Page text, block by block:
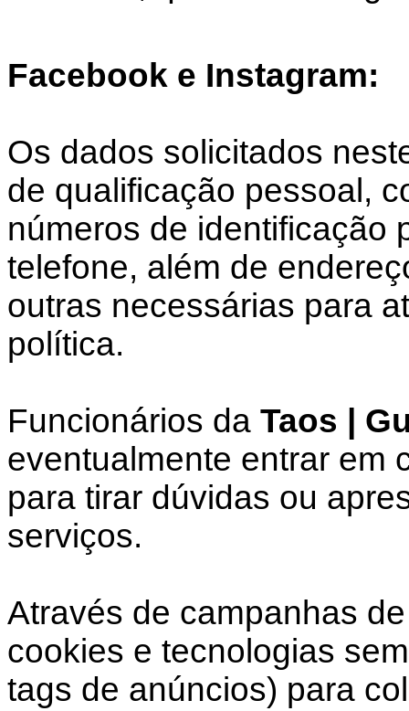
Facebook e Instagram:
Os dados solicitados
de qualificação pessoal,
números de identificação
telefone, além de
outras necessárias para
política.
Funcionários da Taos |
eventualmente entrar em
para tirar dúvidas ou
serviços.
Através de campanhas
cookies e tecnologias
tags de anúncios) para